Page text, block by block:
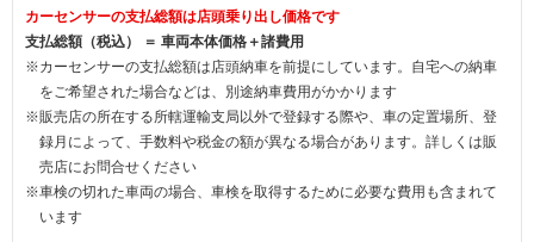
カーセンサーの支払総額は店頭乗り出し価格です
支払総額（税込） ＝ 車両本体価格＋諸費用
※カーセンサーの支払総額は店頭納車を前提にしています。自宅への納車
をご希望された場合などは、別途納車費用がかかります
※販売店の所在する所轄運輸支局以外で登録する際や、車の定置場所、登
録月によって、手数料や税金の額が異なる場合があります。詳しくは販
売店にお問合せください
※車検の切れた車両の場合、車検を取得するために必要な費用も含まれて
います